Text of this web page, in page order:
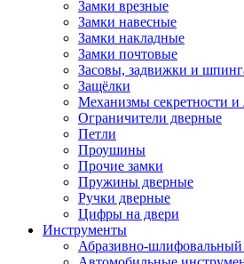
Замки врезные
Замки навесные
Замки накладные
Замки почтовые
Засовы, задвижки и
Защёлки
Механизмы секретности
Ограничители дверные
Петли
Проушины
Прочие замки
Пружины дверные
Ручки дверные
Цифры на двери
Инструменты
Абразивно-шлифовальный